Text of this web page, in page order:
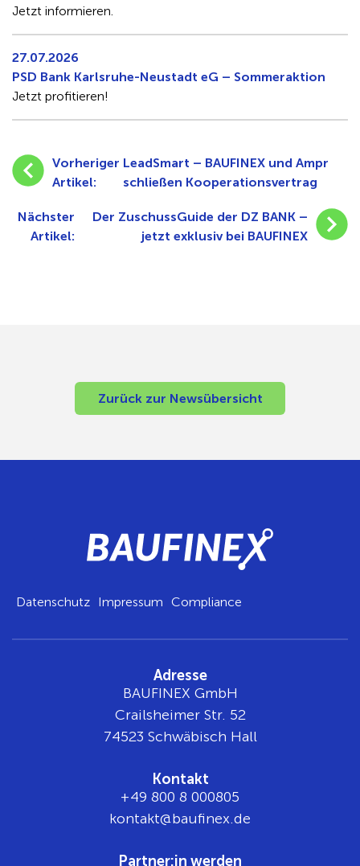
Jetzt informieren.
27.07.2026
PSD Bank Karlsruhe-Neustadt eG – Sommeraktion
Jetzt profitieren!
Vorheriger
Artikel:
LeadSmart – BAUFINEX und Ampr
schließen Kooperationsvertrag
Nächster
Artikel:
Der ZuschussGuide der DZ BANK –
jetzt exklusiv bei BAUFINEX
Zurück zur Newsübersicht
Datenschutz Impressum Compliance
Adresse
BAUFINEX GmbH
Crailsheimer Str. 52
74523 Schwäbisch Hall
Kontakt
+49 800 8 000805
ed.xe
nifua
b@tka
tnok
Partner:in werden